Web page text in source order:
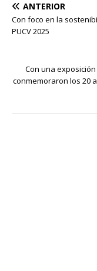
ANTERIOR
Con foco en la
PUCV 2025
Con una
conmemoraron los 20